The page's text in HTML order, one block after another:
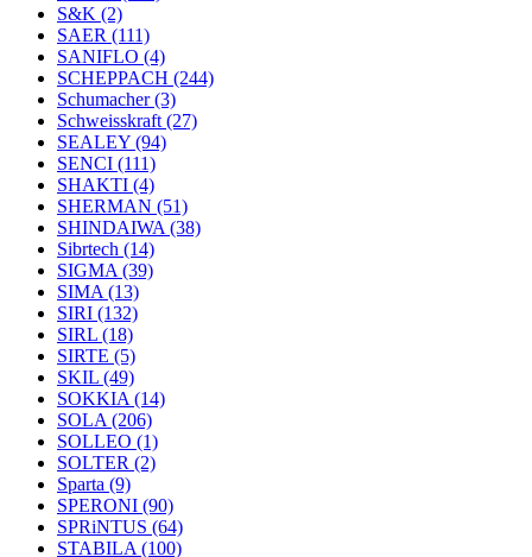
S&K (2)
SAER (111)
SANIFLO (4)
SCHEPPACH (244)
Schumacher(3)
Schweisskraft (27)
SEALEY (94)
SENCI (111)
SHAKTI (4)
SHERMAN (51)
SHINDAIWA (38)
Sibrtech (14)
SIGMA (39)
SIMA (13)
SIRI (132)
SIRL (18)
SIRTE (5)
SKIL (49)
SOKKIA (14)
SOLA (206)
SOLLEO (1)
SOLTER (2)
Sparta (9)
SPERONI (90)
SPRiNTUS (64)
STABILA (100)